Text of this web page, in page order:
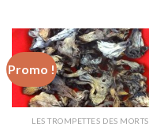
Promo !
LES TROMPETTES DES MORTS